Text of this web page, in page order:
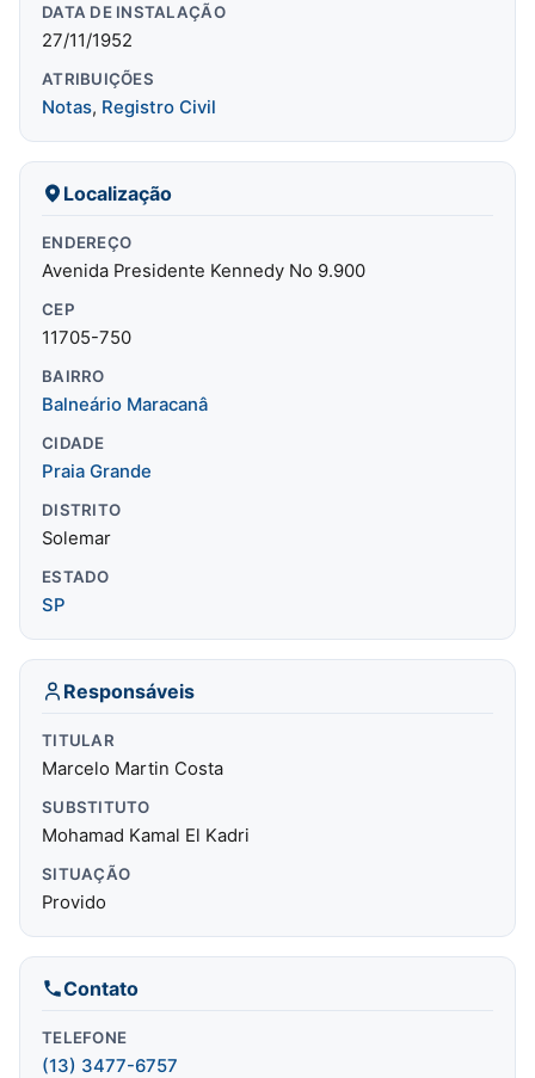
DATA DE INSTALAÇÃO
27/11/1952
ATRIBUIÇÕES
Notas, Registro Civil
Localização
ENDEREÇO
Avenida Presidente Kennedy No 9.900
CEP
11705-750
BAIRRO
Balneário Maracanâ
CIDADE
Praia Grande
DISTRITO
Solemar
ESTADO
SP
Responsáveis
TITULAR
Marcelo Martin Costa
SUBSTITUTO
Mohamad Kamal El Kadri
SITUAÇÃO
Provido
Contato
TELEFONE
(13) 3477-6757